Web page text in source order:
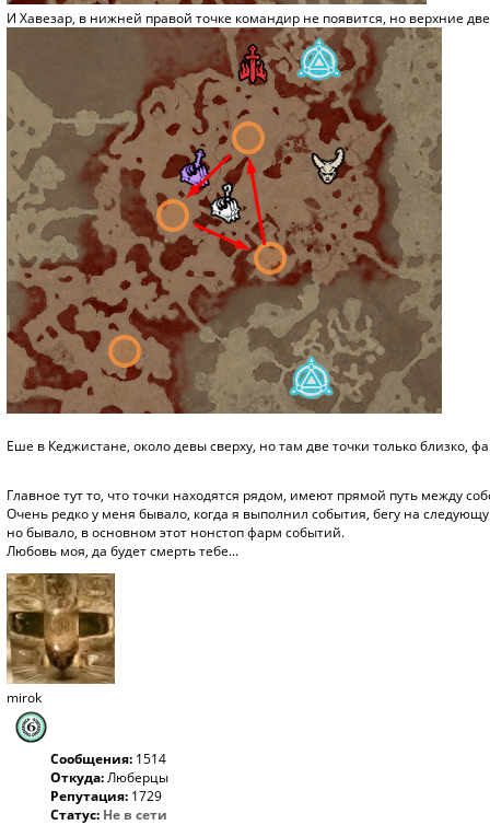
И Хавезар, в нижней правой точке командир не появится, но верхние
Еше в Кеджистане, около девы сверху, но там две точки только близко,
Главное тут то, что точки находятся рядом, имеют прямой путь между
Очень редко у меня бывало, когда я выполнил события, бегу на
но бывало, в основном этот нонстоп фарм событий.
Любовь моя, да будет смерть тебе...
mirok
Сообщения: 1514
Откуда:Люберцы
Репутация: 1729
Статус: Не в сети